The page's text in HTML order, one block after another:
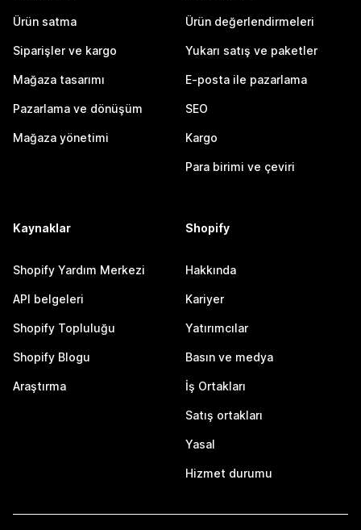
Ürün satma
Siparişler ve kargo
Mağaza tasarımı
Pazarlama ve dönüşüm
Mağaza yönetimi
Ürün değerlendirmeleri
Yukarı satış ve paketler
E-posta ile pazarlama
SEO
Kargo
Para birimi ve çeviri
Kaynaklar
Shopify Yardım Merkezi
API belgeleri
Shopify Topluluğu
Shopify Blogu
Araştırma
Shopify
Hakkında
Kariyer
Yatırımcılar
Basın ve medya
İş Ortakları
Satış ortakları
Yasal
Hizmet durumu